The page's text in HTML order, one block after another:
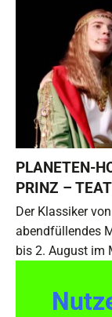
PLANETEN-
PRINZ –
Der Klassiker
abendfüllendes
bis 2. August im